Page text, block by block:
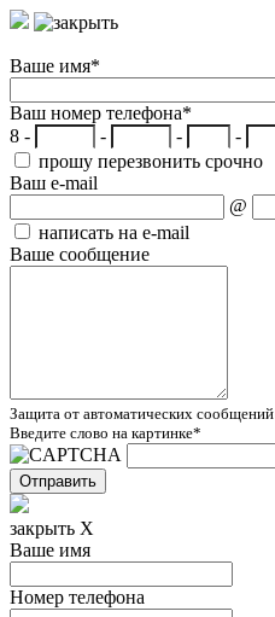
Ваше имя*
Ваш номер телефона*
8 -
- -
-
прошу перезвонить срочно
Ваш e-mail
@
написать на e-mail
Ваше сообщение
Защита от автоматических сообщений
Введите слово на картинке*
закрыть X
Ваше имя
Номер телефона